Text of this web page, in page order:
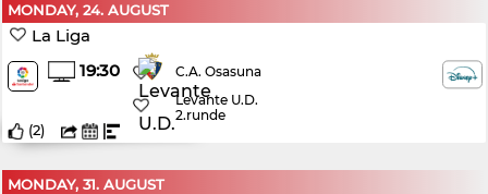
MONDAY, 24. AUGUST
La Liga
19:30
C.A. Osasuna
Levante U.D.
2.runde
(2)
MONDAY, 31. AUGUST